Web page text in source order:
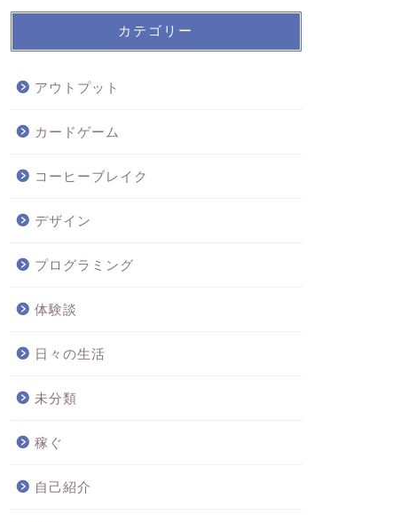
カテゴリー
アウトプット
カードゲーム
コーヒーブレイク
デザイン
プログラミング
体験談
日々の生活
未分類
稼ぐ
自己紹介